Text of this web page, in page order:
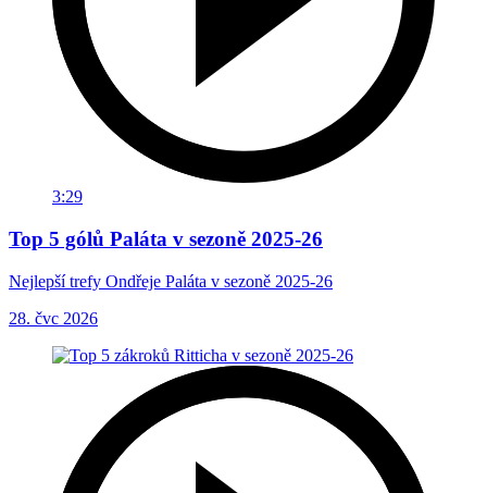
3:29
Top 5 gólů Paláta v sezoně 2025-26
Nejlepší trefy Ondřeje Paláta v sezoně 2025-26
28. čvc 2026